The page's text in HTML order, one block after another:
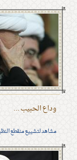
وداع الحبيب ...
مشاهد لتشييع منقطع